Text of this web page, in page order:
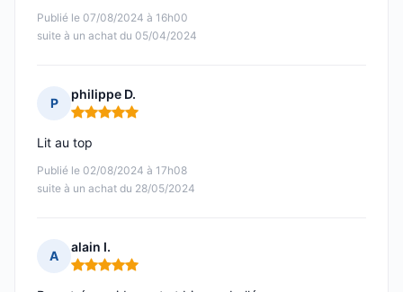
Publié le 07/08/2024 à 16h00
suite à un achat du 05/04/2024
P
philippe D.
Note : 5 sur 5
Publié le 02/08/2024 à 17h08
suite à un achat du 28/05/2024
Lit au top
A
alain I.
Note : 5 sur 5